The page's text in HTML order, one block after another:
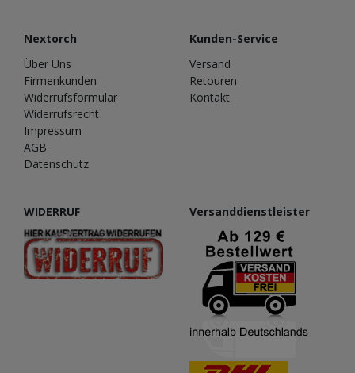
Nextorch
Über Uns
Firmenkunden
Widerrufsformular
Widerrufsrecht
Impressum
AGB
Datenschutz
Kunden-Service
Versand
Retouren
Kontakt
WIDERRUF Versanddienstleister